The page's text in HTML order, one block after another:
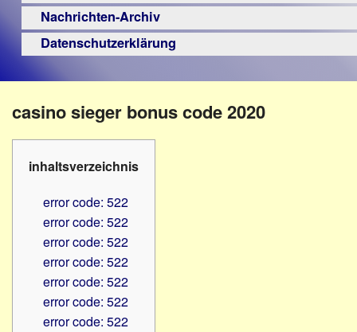
Frühförderung
Schule
–
Beruf
Hilfsmittel
-
PC
Augenoptiker
Berufsbildungswerke
Hörbüchereien
Reha-
Lehrer
Verbände
Nachrichten-Archiv
Datenschutzerklärung
casino sieger bonus code 2020
inhaltsverzeichnis
error code: 522
error code: 522
error code: 522
error code: 522
error code: 522
error code: 522
error code: 522